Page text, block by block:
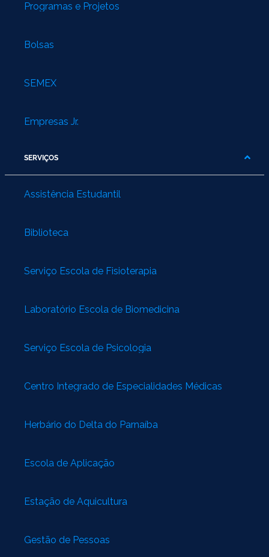
Programas e Projetos
Bolsas
SEMEX
Empresas Jr.
SERVIÇOS
Assistência Estudantil
Biblioteca
Serviço Escola de Fisioterapia
Laboratório Escola de Biomedicina
Serviço Escola de Psicologia
Centro Integrado de Especialidades Médicas
Herbário do Delta do Parnaíba
Escola de Aplicação
Estação de Aquicultura
Gestão de Pessoas